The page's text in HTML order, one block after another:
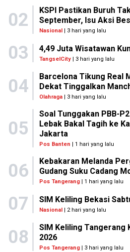
02
KSPI Pastikan Buruh
September, Isu Aksi
Nasional | 3 hari yang lalu
03 4,49 Juta Wisatawan
TangselCity | 3 hari yang lalu
04
Barcelona Tikung Real
Dekat Tinggalkan
Olahraga| 3 hari yang lalu
05
Soal Tunggakan PBB-
Lebak Bakal Tagih ke
Jakarta
Pos Banten | 1 hari yang lalu
06
Kebakaran Melanda
Gudang Suku Cadang
Pos Tangerang| 1 hari yang lalu
07 SIM Keliling Bekasi
Nasional | 2 hari yang lalu
08
SIM Keliling Tangerang
2026
Pos Tangerang| 3 hari yang lalu